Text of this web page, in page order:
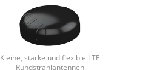
Kleine, starke und flexible LTE
Rundstrahlantennen